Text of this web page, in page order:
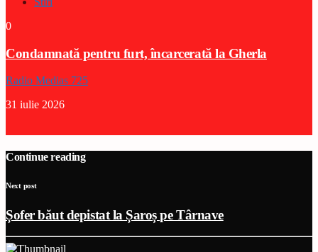
0
Condamnată pentru furt, încarcerată la Gherla
Radio Medias 725
31 iulie 2026
Continue reading
Next post
Șofer băut depistat la Șaroș pe Târnave